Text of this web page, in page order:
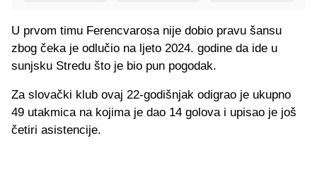
U prvom timu Ferencvarosa nije dobio pravu šansu
zbog čeka je odlučio na ljeto 2024. godine da ide u
sunjsku Stredu što je bio pun pogodak.
Za slovački klub ovaj 22-godišnjak odigrao je ukupno
49 utakmica na kojima je dao 14 golova i upisao je još
četiri asistencije.